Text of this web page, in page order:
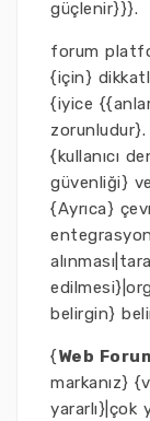
güçlenir}}}.
forum
{için}
{iyice
{kullanıcı
güvenliği}
{Ayrıca}
belirgin}
{Web
markanız}
yararlı}|çok